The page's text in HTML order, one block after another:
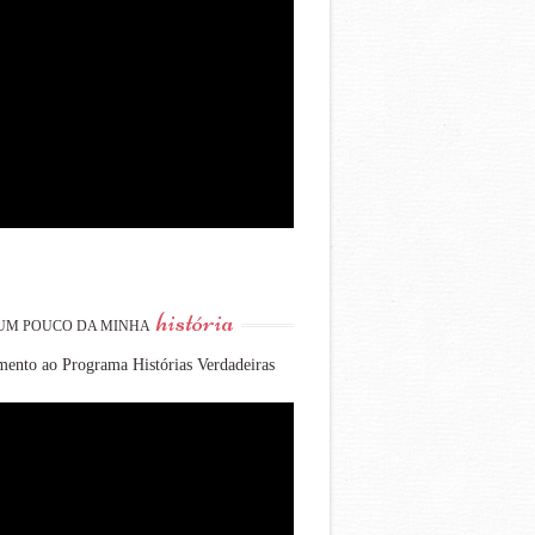
POUCO DA MINHA história
ao Programa Histórias Verdadeiras